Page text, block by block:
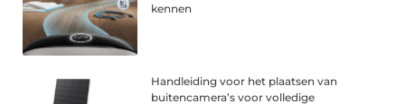
kennen
Handleiding voor het plaatsen van
buitencamera’s voor volledige